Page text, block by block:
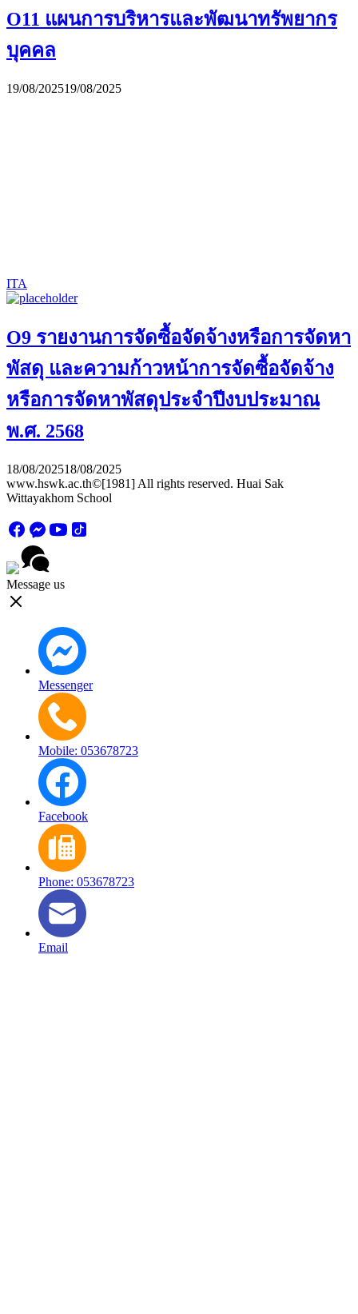
O11 แผนการบริหารและพัฒนาทรัพยากร
บุคคล
19/08/202519/08/2025
ITA
O9 รายงานการจัดซื้อจัดจ้างหรือการจัดหา
พัสดุ และความก้าวหน้าการจัดซื้อจัดจ้าง
หรือการจัดหาพัสดุประจำปีงบประมาณ
พ.ศ. 2568
18/08/202518/08/2025
www.hswk.ac.th©[1981] All rights reserved. Huai Sak
Wittayakhom School
Message us
Messenger
Mobile: 053678723
Facebook
Phone: 053678723
Email